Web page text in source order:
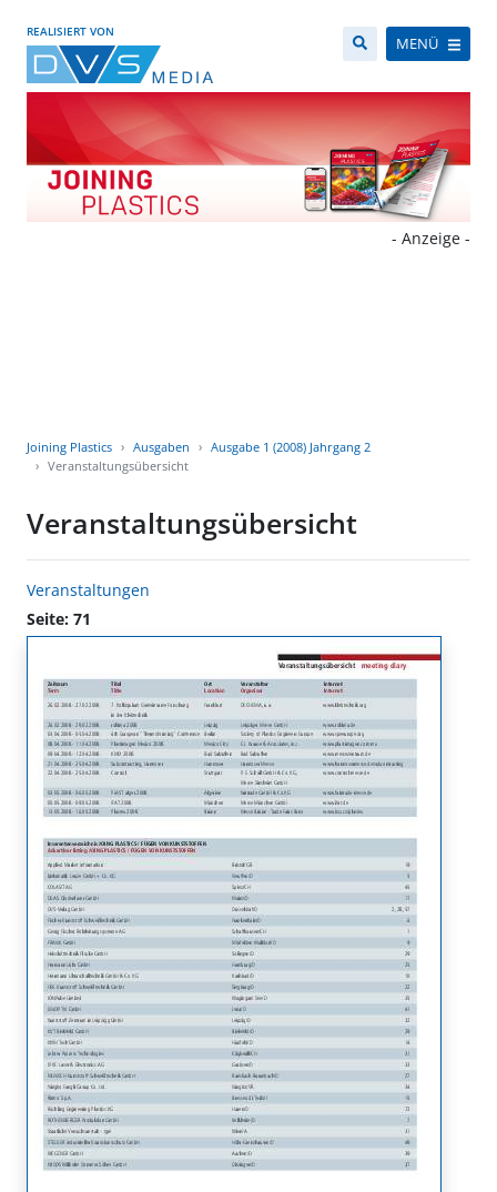
REALISIERT VON
MENÜ
- Anzeige -
Joining Plastics Ausgaben
Ausgabe 1 (2008) Jahrgang 2
Veranstaltungsübersicht
Veranstaltungsübersicht
Veranstaltungen
Seite: 71